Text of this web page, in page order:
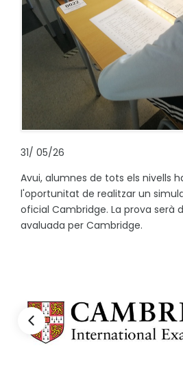
31/ 05/26
Avui, alumnes de tots els nivells
l'oportunitat de realitzar un
oficial Cambridge. La prova serà
avaluada per Cambridge.